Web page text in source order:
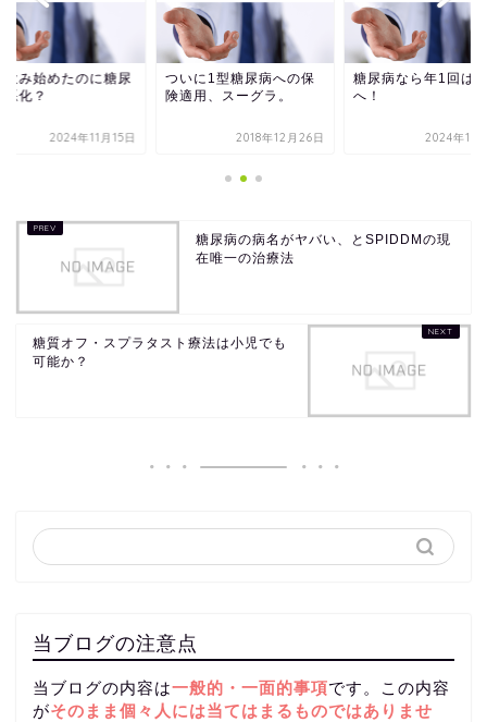
飲み始めたのに糖尿
悪化？
2024年11月15日
ついに1型糖尿病への保
険適用、スーグラ。
2018年12月26日
糖尿病なら年1回は
へ！
2024年11
糖尿病の病名がヤバい、とSPIDDMの現
在唯一の治療法
糖質オフ・スプラタスト療法は小児でも
可能か？
当ブログの注意点
当ブログの内容は一般的・一面的事項です。この内容
がそのまま個々人には当てはまるものではありませ